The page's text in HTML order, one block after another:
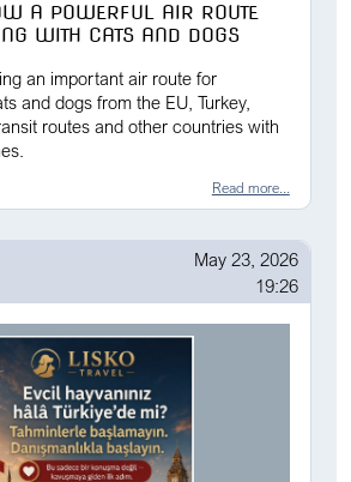
A POWERFUL AIR ROUTE
WITH CATS AND DOGS
an important air route for
and dogs from the EU, Turkey,
routes and other countries with
Read more...
May 23, 2026
19:26